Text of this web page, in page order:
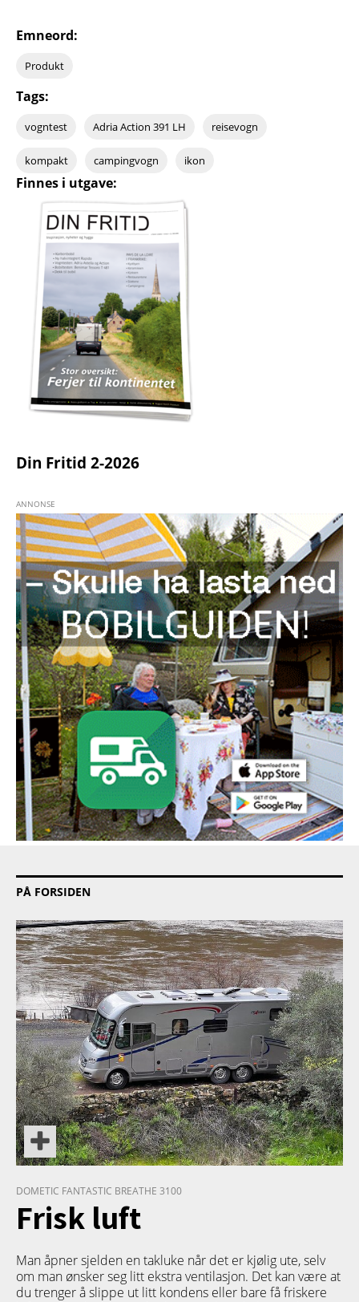
Emneord:
Produkt
Tags:
vogntest Adria Action 391 LH reisevogn
kompakt campingvogn ikon
Finnes i utgave:
Din Fritid 2-2026
PÅ FORSIDEN
PRODUKT
DOMETIC FANTASTIC BREATHE 3100
Frisk luft
Man åpner sjelden en takluke når det er kjølig ute, selv
om man ønsker seg litt ekstra ventilasjon. Det kan være at
du trenger å slippe ut litt kondens eller bare få friskere